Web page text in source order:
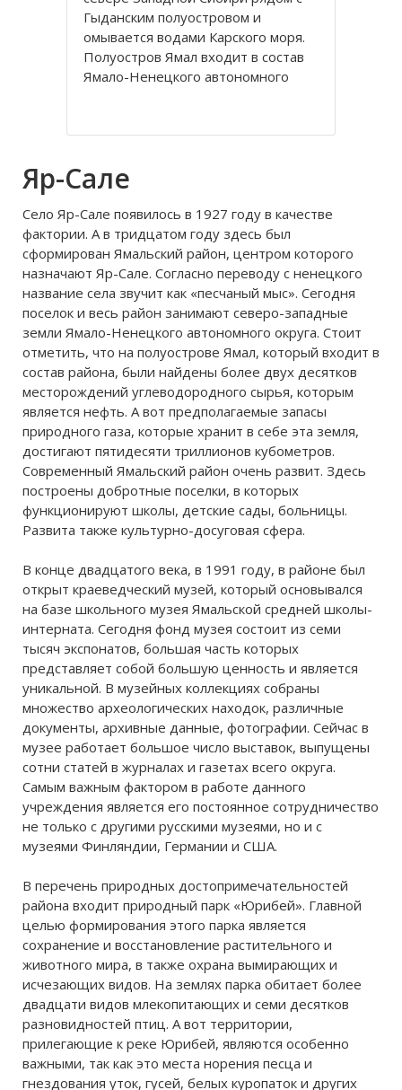
Гыданским полуостровом и
омывается водами Карского моря.
Полуостров Ямал входит в состав
Ямало-Ненецкого автономного
километров, длина его 700
240
Яр-Сале
Село Яр-Сале появилось в 1927 году в качестве
фактории. А в тридцатом году здесь был
сформирован Ямальский район, центром которого
назначают Яр-Сале. Согласно переводу с ненецкого
название села звучит как «песчаный мыс». Сегодня
поселок и весь район занимают северо-западные
земли Ямало-Ненецкого автономного округа. Стоит
отметить, что на полуострове Ямал, который входит в
состав района, были найдены более двух десятков
месторождений углеводородного сырья, которым
является нефть. А вот предполагаемые запасы
природного газа, которые хранит в себе эта земля,
достигают пятидесяти триллионов кубометров.
Современный Ямальский район очень развит. Здесь
построены добротные поселки, в которых
функционируют школы, детские сады, больницы.
Развита также культурно-досуговая сфера.
В конце двадцатого века, в 1991 году, в районе был
открыт краеведческий музей, который основывался
на базе школьного музея Ямальской средней школы-
интерната. Сегодня фонд музея состоит из семи
тысяч экспонатов, большая часть которых
представляет собой большую ценность и является
уникальной. В музейных коллекциях собраны
множество археологических находок, различные
документы, архивные данные, фотографии. Сейчас в
музее работает большое число выставок, выпущены
сотни статей в журналах и газетах всего округа.
Самым важным фактором в работе данного
учреждения является его постоянное сотрудничество
не только с другими русскими музеями, но и с
музеями Финляндии, Германии и США.
В перечень природных достопримечательностей
района входит природный парк «Юрибей». Главной
целью формирования этого парка является
сохранение и восстановление растительного и
животного мира, в также охрана вымирающих и
исчезающих видов. На землях парка обитает более
двадцати видов млекопитающих и семи десятков
разновидностей птиц. А вот территории,
прилегающие к реке Юрибей, являются особенно
важными, так как это места норения песца и
гнездования уток, гусей, белых куропаток и других